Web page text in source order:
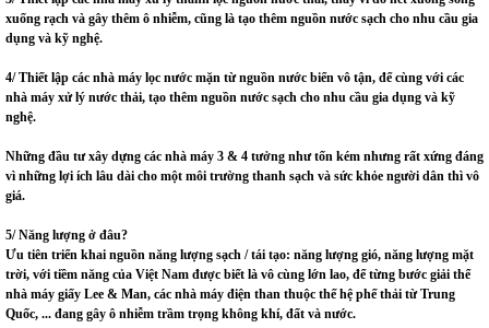
xuống rạch và gây thêm ô nhiễm, cũng là tạo thêm nguồn nước sạch cho nhu cầu gia
dụng và kỹ nghệ.
4/ Thiết lập các nhà máy lọc nước mặn từ nguồn nước biển vô tận, để cùng với các
nhà máy xử lý nước thải, tạo thêm nguồn nước sạch cho nhu cầu gia dụng và kỹ
nghệ.
Những đầu tư xây dựng các nhà máy 3 & 4 tưởng như tốn kém nhưng rất xứng đáng
vì những lợi ích lâu dài cho một môi trường thanh sạch và sức khỏe người dân thì vô
giá.
5/ Năng lượng ở đâu?
Ưu tiên triển khai nguồn năng lượng sạch / tái tạo: năng lượng gió, năng lượng mặt
trời, với tiềm năng của Việt Nam được biết là vô cùng lớn lao, để từng bước giải thể
nhà máy giấy Lee & Man, các nhà máy điện than thuộc thế hệ phế thải từ Trung
Quốc, ... đang gây ô nhiễm trầm trọng không khí, đất và nước.